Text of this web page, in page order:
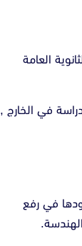
العامة
للدراسة في الخارج ,
في رفع